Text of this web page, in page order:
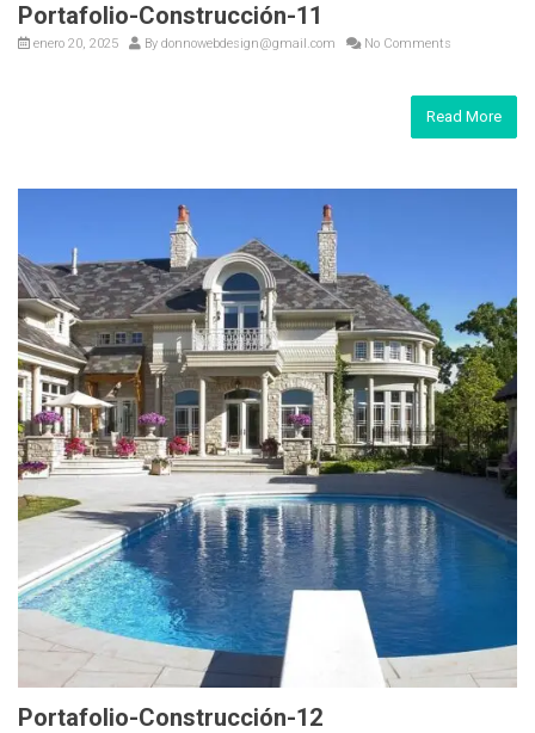
Portafolio-Construcción-11
enero 20, 2025 By donnowebdesign@gmail.com No Comments
Read More
Portafolio-Construcción-12